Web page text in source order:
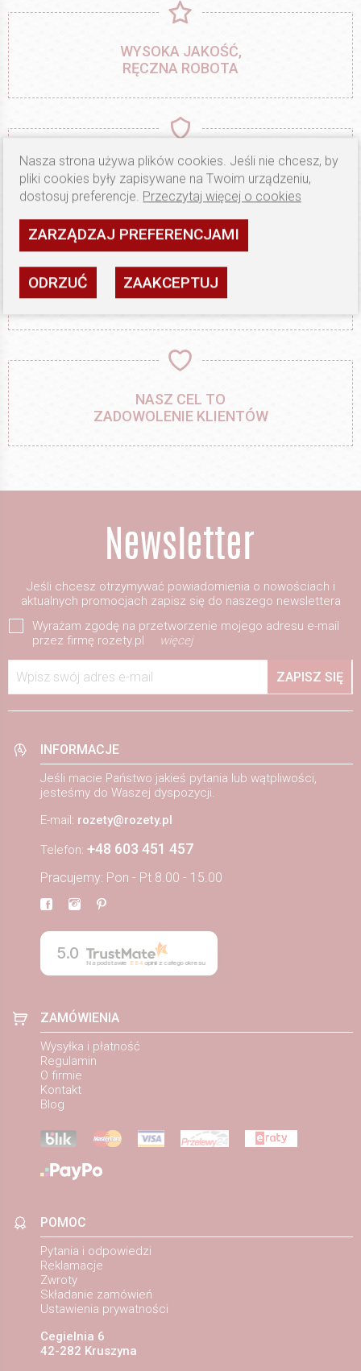
WYSOKA JAKOŚĆ,
RĘCZNA ROBOTA
MATERIAŁY JEDYNIE
OD SPRAWDZONYCH
PRODUCENTÓW
PRECYZJA WYKONANIA,
DBAŁOŚĆ O SZCZEGÓŁY
NASZ CEL TO
ZADOWOLENIE KLIENTÓW
Jeśli chcesz otrzymywać powiadomienia o nowościach i
aktualnych promocjach zapisz się do naszego newslettera
Wyrażam zgodę na przetworzenie mojego adresu e-mail
przez firmę rozety.pl
więcej
Wpisz swój adres e-mail ZAPISZ SIĘ
INFORMACJE
Jeśli macie Państwo jakieś pytania lub wątpliwości,
jesteśmy do Waszej dyspozycji.
E-mail: rozety@rozety.pl
Telefon: +48 603 451 457
Pracujemy: Pon - Pt 8.00 - 15.00
5.0
Na podstawie 884opinii z całego okresu
ZAMÓWIENIA
Wysyłka i płatność
Regulamin
O firmie
Kontakt
Blog
POMOC
Pytania i odpowiedzi
Reklamacje
Zwroty
Składanie zamówień
Ustawienia prywatności
Cegielnia 6
42-282 Kruszyna
Nasza strona używa plików cookies. Jeśli nie chcesz, by
pliki cookies były zapisywane na Twoim urządzeniu,
dostosuj preferencje. Przeczytaj więcej o cookies
ZARZĄDZAJ PREFERENCJAMI
ODRZUĆ ZAAKCEPTUJ